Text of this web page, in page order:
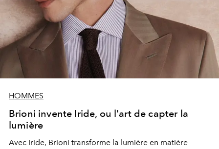
HOMMES
Brioni invente Iride, ou l'art de capter la
lumière
Avec Iride, Brioni transforme la lumière en matière